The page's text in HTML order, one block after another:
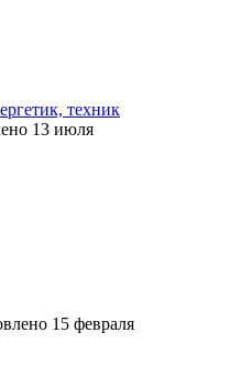
техник
13 июля
15 февраля